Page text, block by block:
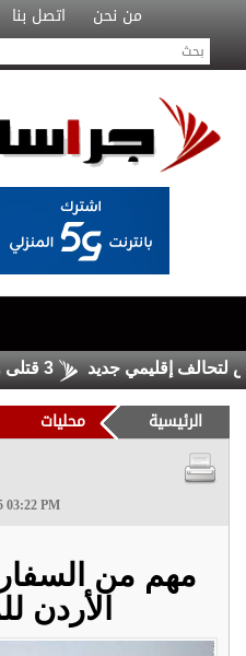
من نحن اتصل بنا
إقليمي جديد 3 قتلى و23 مصابا بأعمال شغب داخل سجنين في سريلانكا
الرئيسية محليات
03:22 PM
مهم من
الأردن